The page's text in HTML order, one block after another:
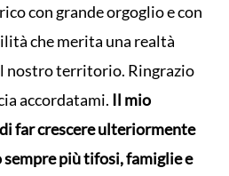
con grande orgoglio e con
che merita una realtà
nostro territorio. Ringrazio
accordatami. Il mio
far crescere ulteriormente
più tifosi, famiglie e